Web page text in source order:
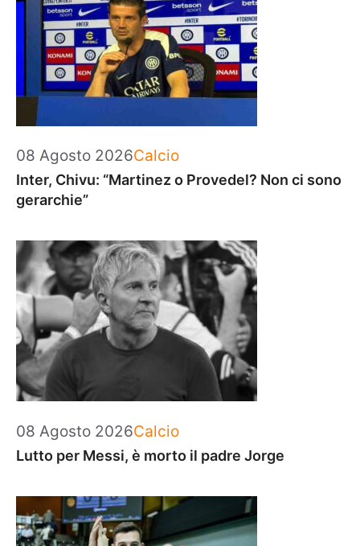
08 Agosto 2026Categorie
Calcio
Inter, Chivu: “Martinez o Provedel? Non ci sono
gerarchie”
08 Agosto 2026Categorie
Calcio
Lutto per Messi, è morto il padre Jorge